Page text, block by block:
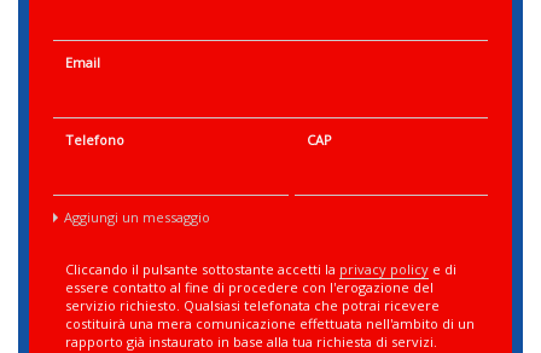
Email
Telefono CAP
Aggiungi un messaggio
Cliccando il pulsante sottostante accetti la privacy policy e di
essere contatto al fine di procedere con l'erogazione del
servizio richiesto. Qualsiasi telefonata che potrai ricevere
costituirà una mera comunicazione effettuata nell'ambito di un
rapporto già instaurato in base alla tua richiesta di servizi.